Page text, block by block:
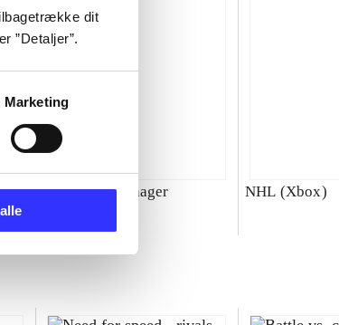
dit
”Detaljer”.
Marketing
Total club manager NHL (Xbox)